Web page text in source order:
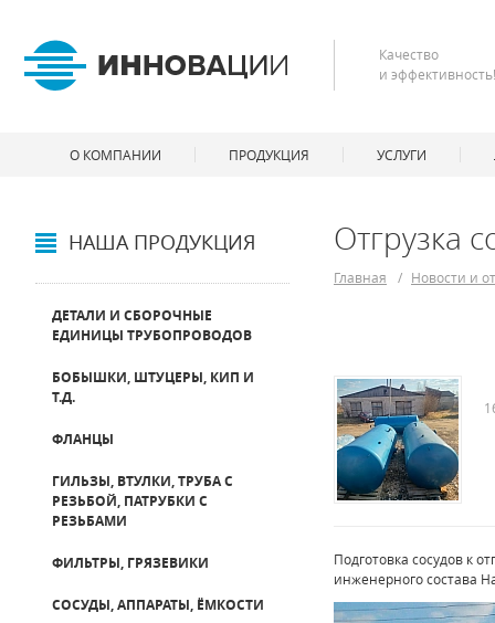
НАША ПРОДУКЦИЯ
ДЕТАЛИ И СБОРОЧНЫЕ
ЕДИНИЦЫ ТРУБОПРОВОДОВ
БОБЫШКИ, ШТУЦЕРЫ, КИП И
Т.Д.
ФЛАНЦЫ
ГИЛЬЗЫ, ВТУЛКИ, ТРУБА С
РЕЗЬБОЙ, ПАТРУБКИ С
РЕЗЬБАМИ
ФИЛЬТРЫ, ГРЯЗЕВИКИ
СОСУДЫ, АППАРАТЫ, ЁМКОСТИ
Отгрузка
Главная / Новости и
Подготовка сосудов к
инженерного состава
Качество
и эффективность!
О КОМПАНИИ ПРОДУКЦИЯ УСЛУГИ